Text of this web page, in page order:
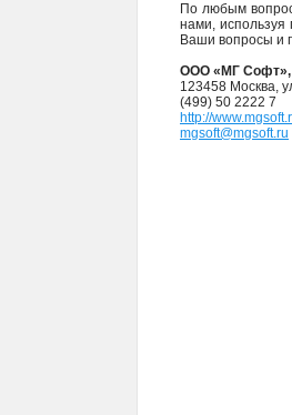
По любым
нами,
Ваши вопросы и
ООО «МГ
123458 Москва,
(499) 50 2222 7
http://
mgsoft@mgsoft.ru